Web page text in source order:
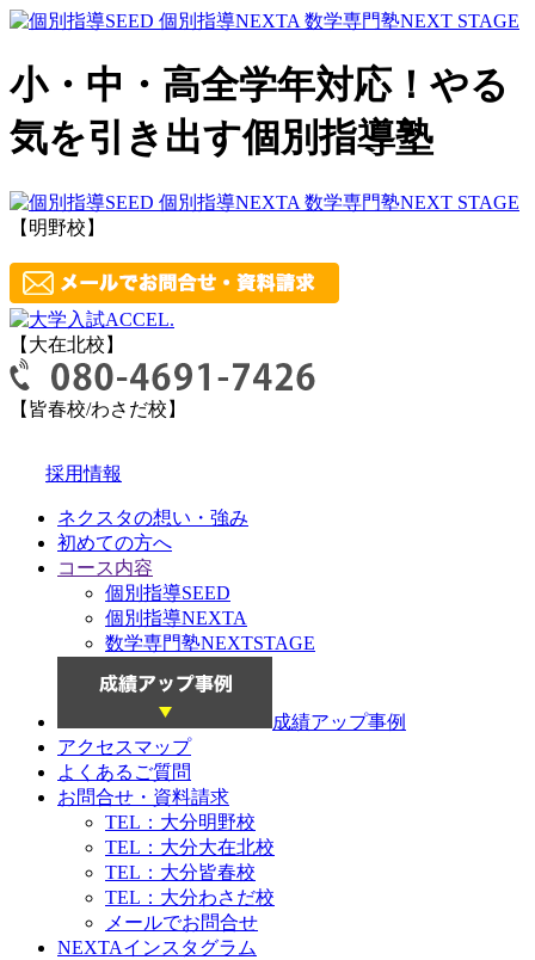
小・中・高全学年対応！やる
気を引き出す個別指導塾
【明野校】
【大在北校】
【皆春校/わさだ校】
採用情報
ネクスタの想い・強み
初めての方へ
コース内容
個別指導SEED
個別指導NEXTA
数学専門塾NEXTSTAGE
成績アップ事例
アクセスマップ
よくあるご質問
お問合せ・資料請求
TEL：大分明野校
TEL：大分大在北校
TEL：大分皆春校
TEL：大分わさだ校
メールでお問合せ
NEXTAインスタグラム